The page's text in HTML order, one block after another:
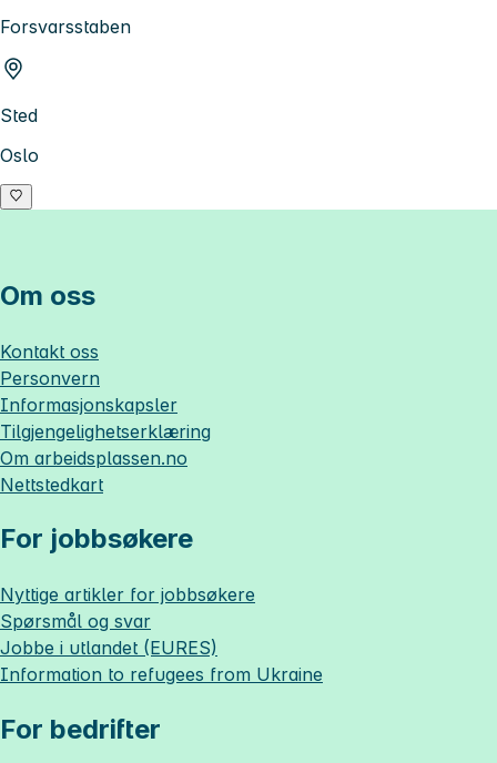
Forsvarsstaben
Sted
Oslo
Om oss
Kontakt oss
Personvern
Informasjonskapsler
Tilgjengelighetserklæring
Om arbeidsplassen.no
Nettstedkart
For jobbsøkere
Nyttige artikler for jobbsøkere
Spørsmål og svar
Jobbe i utlandet (EURES)
Information to refugees from Ukraine
For bedrifter